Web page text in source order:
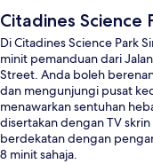
Citadines Science
Di Citadines Science Park
minit pemanduan dari
Street. Anda boleh
dan mengunjungi pusat
menawarkan sentuhan
disertakan dengan TV
berdekatan dengan
8 minit sahaja.